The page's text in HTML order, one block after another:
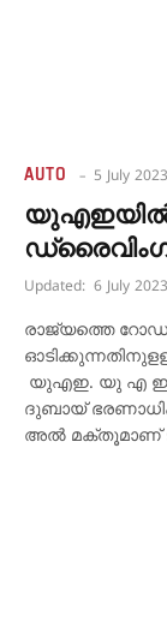
AUTO 5 July 2023
Updated: 6 July 2023
രാജ്യത്തെ
യുഎഇ. യു എ ഇ
ദുബായ്
അൽ മക്തൂമാണ്